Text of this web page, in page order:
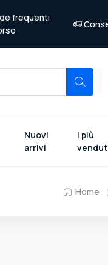
frequenti
Nuovi
arrivi
I più
Home